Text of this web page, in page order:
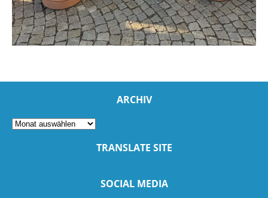
ARCHIV
TRANSLATE SITE
SOCIAL MEDIA